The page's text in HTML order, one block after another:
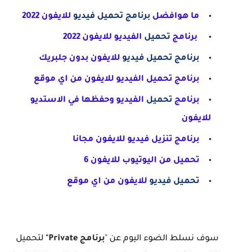
ما هوافضل برنامج تحميل فيديو للايفون 2022
برنامج تحميل الفيديو للايفون 2022
برنامج تحميل فيديو للايفون بدون جلبريك
برنامج تحميل الفيديو للايفون من اي موقع
برنامج تحميل الفيديو وحفظها في الاستديو
للايفون
برنامج تنزيل فيديو للايفون مجانا
تحميل من اليوتيوب للايفون 6
تحميل فيديو للايفون من اي موقع
سوف نسلط الضوء اليوم عن "برنامج Private"
لتحميل